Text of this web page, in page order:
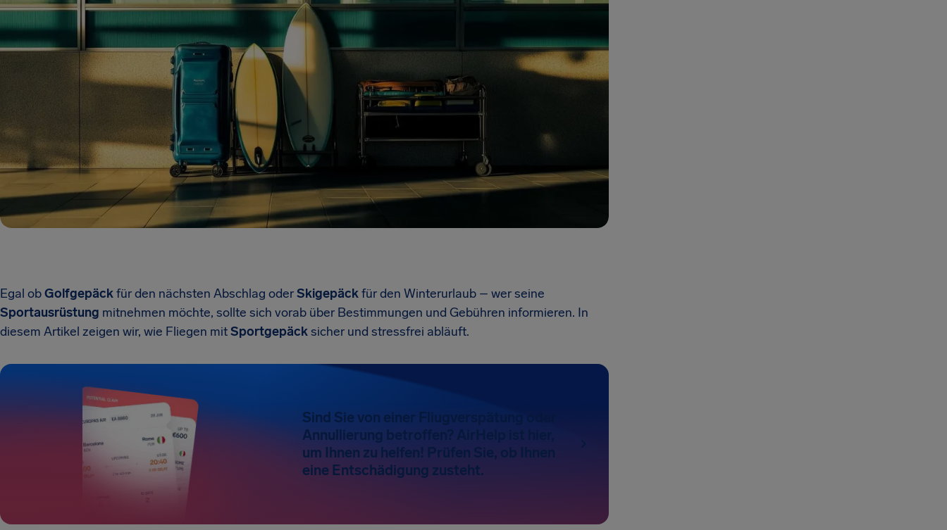
Egal obGolfgepäckfür den nächsten Abschlag oderSkigepäckfür den Winterurlaub – wer seine
Sportausrüstung mitnehmen möchte, sollte sich vorab über Bestimmungen und Gebühren informieren. In
diesem Artikel zeigen wir, wie Fliegen mitSportgepäcksicher und stressfrei abläuft.
Sind Sie von einer Fliugverspätung oder
Annullierung betroffen? AirHelp ist hier,
um Ihnen zu helfen! Prüfen Sie, ob Ihnen
eine Entschädigung zusteht.